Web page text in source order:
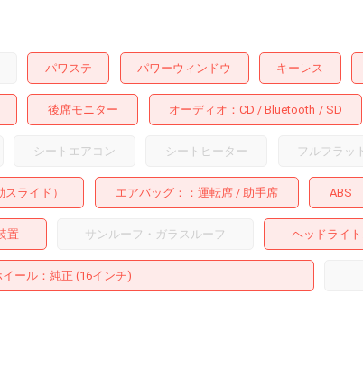
パワステ パワーウィンドウ キーレス
後席モニター オーディオ CD Bluetooth SD
シートエアコン シートヒーター フルフラッ
ライド） エアバッグ： 運転席 助手席 ABS
置 サンルーフ・ガラスルーフ ヘッドライ
イール：純正 (16インチ)